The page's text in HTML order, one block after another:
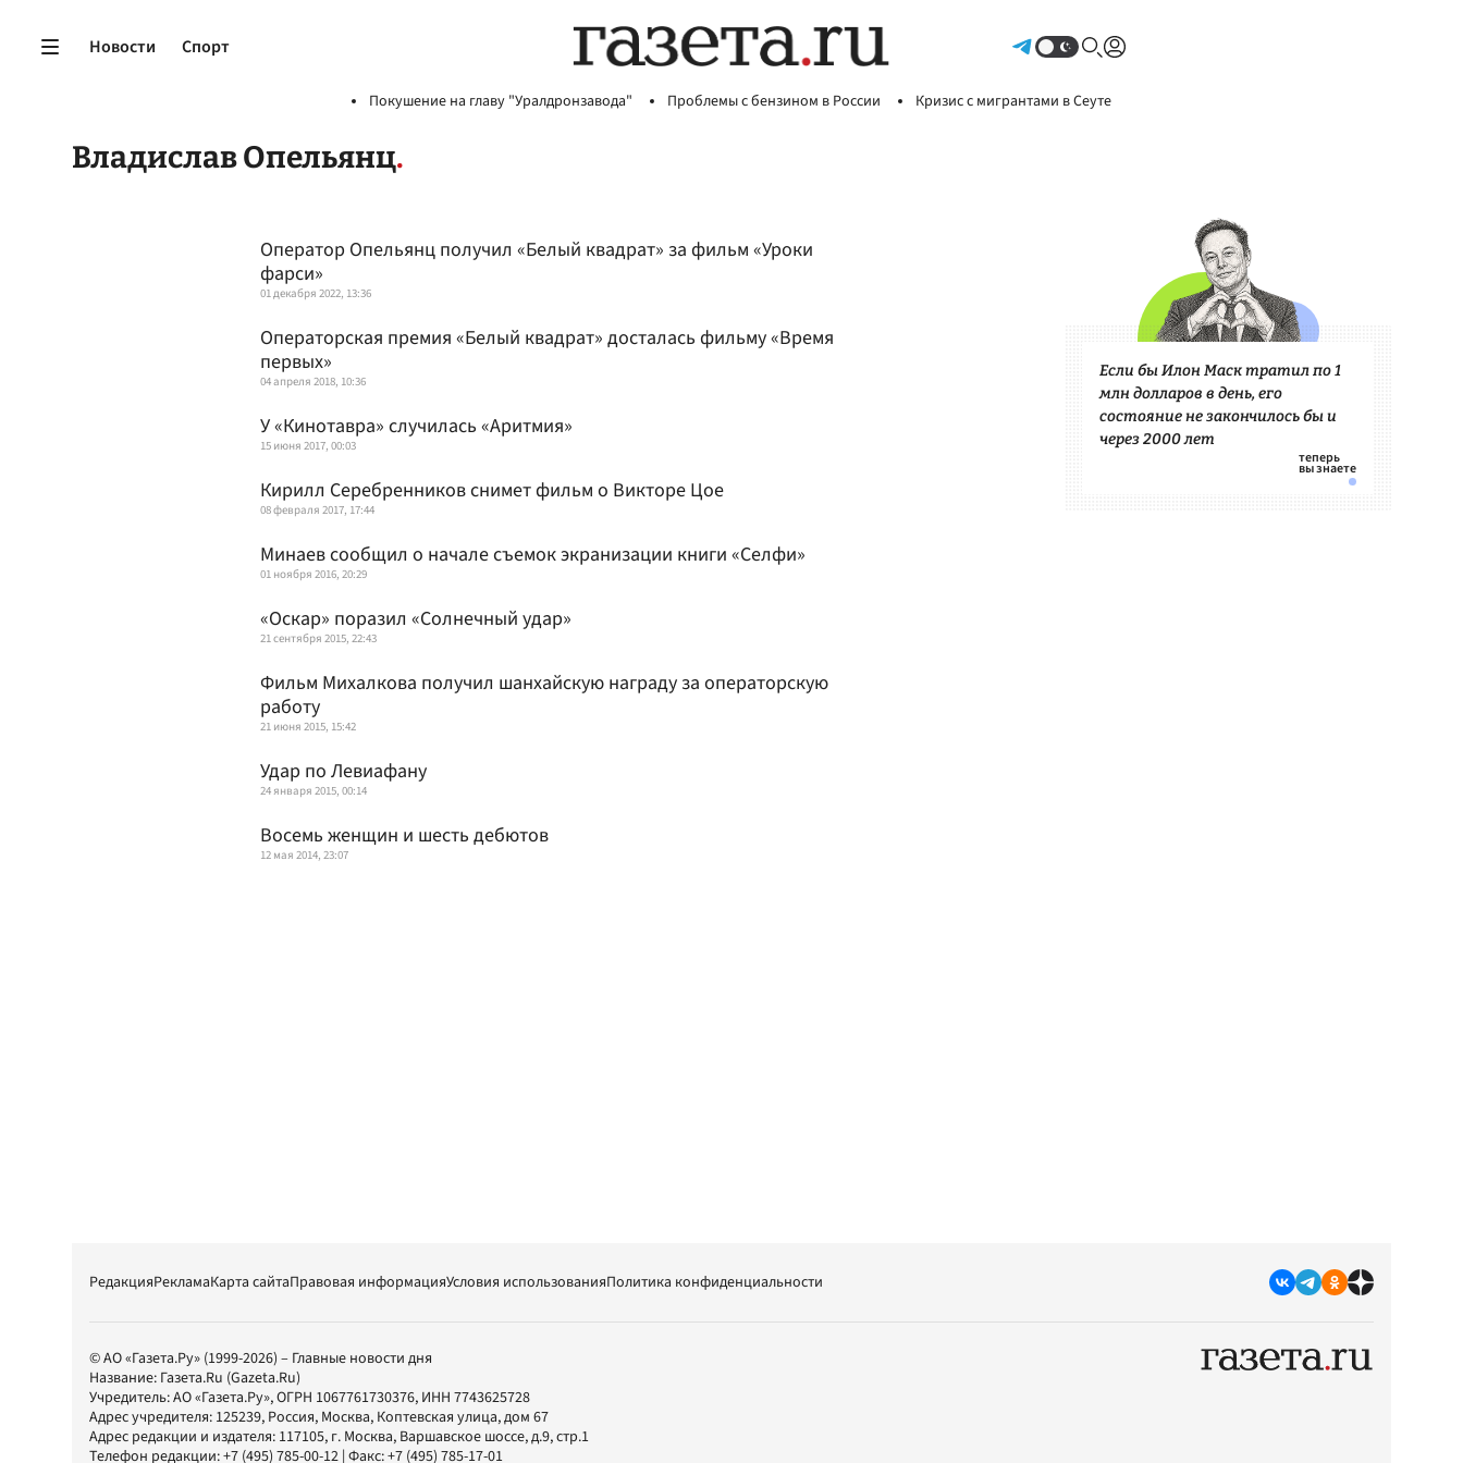
Новости Спорт
Покушение на главу "Уралдронзавода" Проблемы с бензином в России Кризис с мигрантами в Сеуте
Владислав Опельянц
Оператор Опельянц получил «Белый квадрат» за фильм «Уроки
фарси»
01 декабря 2022, 13:36
Операторская премия «Белый квадрат» досталась фильму «Время
первых»
04 апреля 2018, 10:36
У «Кинотавра» случилась «Аритмия»
15 июня 2017, 00:03
Кирилл Серебренников снимет фильм о Викторе Цое
08 февраля 2017, 17:44
Минаев сообщил о начале съемок экранизации книги «Селфи»
01 ноября 2016, 20:29
«Оскар» поразил «Солнечный удар»
21 сентября 2015, 22:43
Фильм Михалкова получил шанхайскую награду за операторскую
работу
21 июня 2015, 15:42
Удар по Левиафану
24 января 2015, 00:14
Восемь женщин и шесть дебютов
12 мая 2014, 23:07
Если бы Илон Маск тратил по 1
млн долларов в день, его
состояние не закончилось бы и
через 2000 лет
РедакцияРекламаКарта сайтаПравовая информацияУсловия использованияПолитика конфиденциальности
© АО «Газета.Ру» (1999-2026) – Главные новости дня
Название: Газета.Ru (Gazeta.Ru)
Учредитель:АО «Газета.Ру», ОГРН 1067761730376, ИНН 7743625728
Адрес учредителя: 125239, Россия, Москва, Коптевская улица, дом 67
Адрес редакции и издателя: 117105, г. Москва, Варшавское шоссе, д.9, стр.1
Телефон редакции:+7 (495) 785-00-12 | Факс:+7 (495) 785-17-01